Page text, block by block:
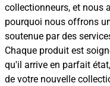
collectionneurs, et nous
pourquoi nous offrons
soutenue par des
Chaque produit est
qu'il arrive en parfait
de votre nouvelle